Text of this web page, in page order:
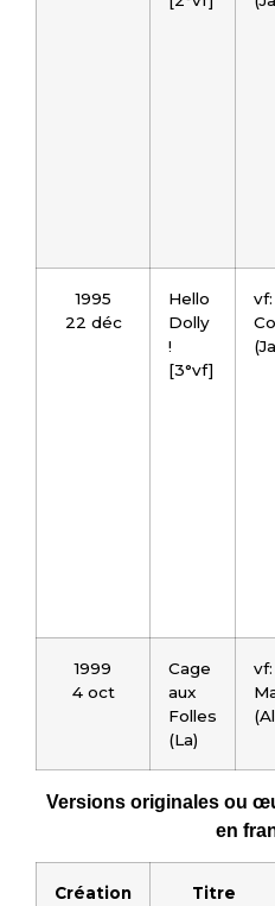
1995
22 déc
Hello
Dolly
!
[3°vf]
vf:
1999
4 oct
Cage
aux
Folles
(La)
vf:
Versions originales ou
en
Création Titre